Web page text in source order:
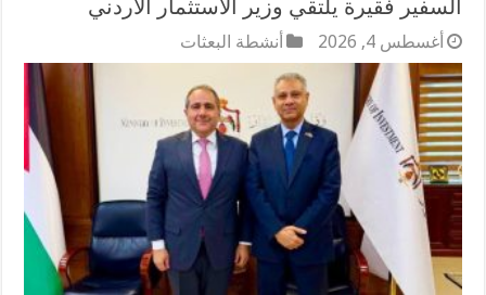
السفير فقيرة يلتقي وزير الاستثمار الأردني
أغسطس 4, 2026 أنشطة البعثات